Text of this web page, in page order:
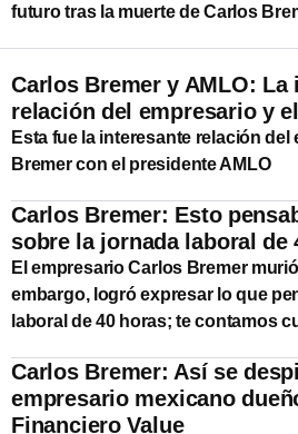
futuro tras la muerte de Carlos
Carlos Bremer y AMLO: La
relación del empresario y
Esta fue la interesante relación
Bremer con el presidente AMLO
Carlos Bremer: Esto
sobre la jornada laboral de
El empresario Carlos Bremer
embargo, logró expresar lo que
laboral de 40 horas; te contamos
Carlos Bremer: Así se
empresario mexicano
Financiero Value